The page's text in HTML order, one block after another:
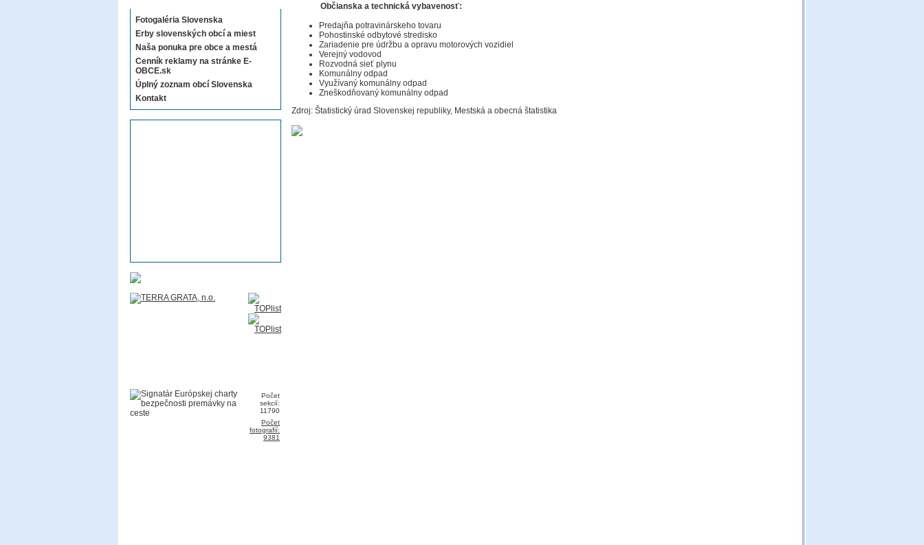
Fotogaléria Slovenska
Erby slovenských obcí a miest
Naša ponuka pre obce a mestá
Cenník reklamy na stránke E-
OBCE.sk
Úplný zoznam obcí Slovenska
Kontakt
Počet
sekcií:
11790
Počet
fotografií:
9381
Občianska a technická vybavenosť:
Predajňa potravinárskeho tovaru
Pohostinské odbytové stredisko
Zariadenie pre údržbu a opravu motorových vozidiel
Verejný vodovod
Rozvodná sieť plynu
Komunálny odpad
Využívaný komunálny odpad
Zneškodňovaný komunálny odpad
Zdroj: Štatistický úrad Slovenskej republiky, Mestská a obecná štatistika